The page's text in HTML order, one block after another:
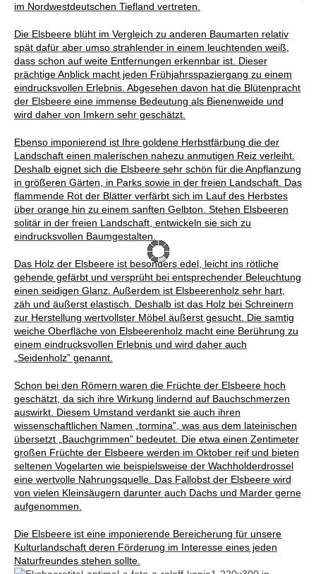
im Nordwestdeutschen Tiefland vertreten.
Die Elsbeere blüht im Vergleich zu anderen Baumarten relativ
spät dafür aber umso strahlender in einem leuchtenden weiß,
dass schon auf weite Entfernungen erkennbar ist. Dieser
prächtige Anblick macht jeden Frühjahrsspaziergang zu einem
eindrucksvollen Erlebnis. Abgesehen davon hat die Blütenpracht
der Elsbeere eine immense Bedeutung als Bienenweide und
wird daher von Imkern sehr geschätzt.
Ebenso imponierend ist Ihre goldene Herbstfärbung die der
Landschaft einen malerischen nahezu anmutigen Reiz verleiht.
Deshalb eignet sich die Elsbeere sehr schön für die Anpflanzung
in größeren Gärten, in Parks sowie in der freien Landschaft. Das
flammende Rot der Blätter verfärbt sich im Lauf des Herbstes
über orange hin zu einem sanften Gelbton. Stehen Elsbeeren
solitär in der freien Landschaft, entwickeln sie sich zu
eindrucksvollen Baumgestalten.
Das Holz der Elsbeere ist besonders edel, leicht ins rötliche
gehende gefärbt und versprüht bei entsprechender Beleuchtung
einen seidigen Glanz. Außerdem ist Elsbeerenholz sehr hart,
zäh und äußerst elastisch. Deshalb ist das Holz bei Schreinern
zur Herstellung wertvollster Möbel äußerst gesucht. Die samtig
weiche Oberfläche von Elsbeerenholz macht eine Berührung zu
einem eindrucksvollen Erlebnis und wird daher auch
„Seidenholz” genannt.
Schon bei den Römern waren die Früchte der Elsbeere hoch
geschätzt, da sich ihre Wirkung lindernd auf Bauchschmerzen
auswirkt. Diesem Umstand verdankt sie auch ihren
wissenschaftlichen Namen „tormina”, was aus dem lateinischen
übersetzt „Bauchgrimmen” bedeutet. Die etwa einen Zentimeter
großen Früchte der Elsbeere werden im Oktober reif und bieten
seltenen Vogelarten wie beispielsweise der Wachholderdrossel
eine wertvolle Nahrungsquelle. Das Fallobst der Elsbeere wird
von vielen Kleinsäugern darunter auch Dachs und Marder gerne
aufgenommen.
Die Elsbeere ist eine imponierende Bereicherung für unsere
Kulturlandschaft deren Förderung im Interesse eines jeden
Naturfreundes stehen sollte.